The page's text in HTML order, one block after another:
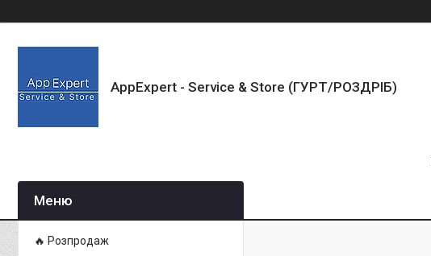
AppExpert - Service & Store (ГУРТ/РОЗДРІБ)
🔥 Розпродаж